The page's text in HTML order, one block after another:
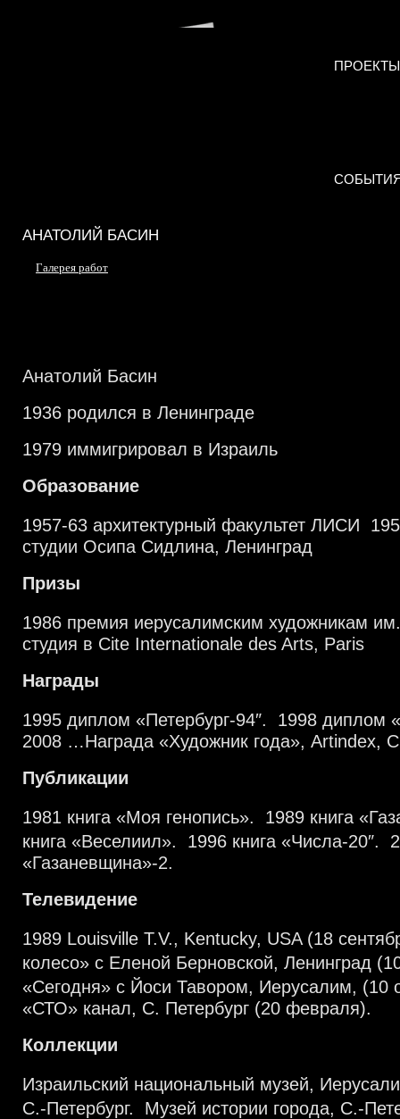
ПРОЕКТЫ
АНАТОЛИЙ БАСИН
Галерея работ
Анатолий Басин
1936 родился в Ленинграде
1979 иммигрировал в Израиль
Образование
1957-63 архитектурный факультет ЛИСИ
студии Осипа Сидлина, Ленинград
Призы
1986 премия иерусалимским художникам
студия в Cite Internationale des Arts, Paris
Награды
1995 диплом «Петербург-94″. 1998 диплом
2008 …Награда «Художник года», Artindex,
Публикации
1981 книга «Моя генопись». 1989 книга
книга «Веселиил». 1996 книга «Числа-20″.
«Газаневщина»-2.
Телевидение
1989 Louisville T.V., Kentucky, USA (18
колесо» с Еленой Берновской, Ленинград
«Сегодня» с Йоси Тавором, Иерусалим,
«СТО» канал, С. Петербург (20 февраля).
Коллекции
Израильский национальный музей,
С.-Петербург. Музей истории города, С.-